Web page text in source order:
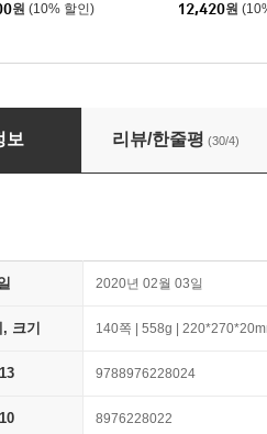
원 (10% 할인) 12,420원
보 리뷰/한줄평 (30/4)
2020년 02월 03일
크기 140쪽 | 558g |
9788976228024
8976228022